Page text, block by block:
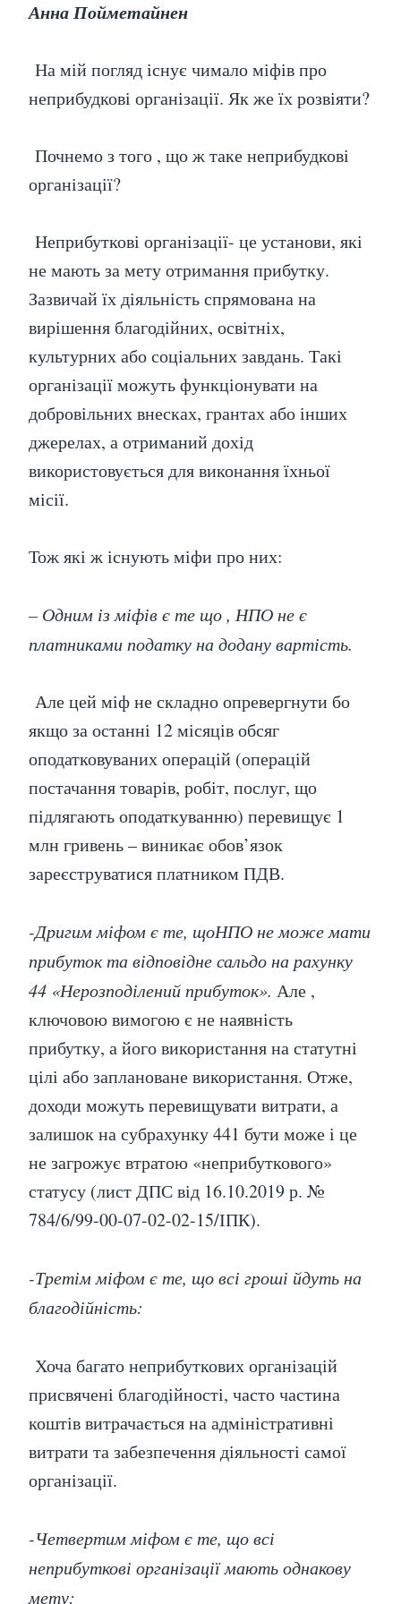
Анна Пойметайнен
На мій погляд існує чимало міфів про
неприбудкові організації. Як же їх розвіяти?
Почнемо з того , що ж таке неприбудкові
організації?
Неприбуткові організації- це установи, які
не мають за мету отримання прибутку.
Зазвичай їх діяльність спрямована на
вирішення благодійних, освітніх,
культурних або соціальних завдань. Такі
організації можуть функціонувати на
добровільних внесках, грантах або інших
джерелах, а отриманий дохід
використовується для виконання їхньої
місії.
Тож які ж існують міфи про них:
– Одним із міфів є те що , НПО не є
платниками податку на додану вартість.
Але цей міф не складно опревергнути бо
якщо за останні 12 місяців обсяг
оподатковуваних операцій (операцій
постачання товарів, робіт, послуг, що
підлягають оподаткуванню) перевищує 1
млн гривень – виникає обов’язок
зареєструватися платником ПДВ.
-Дригим міфом є те, щоНПО не може мати
прибуток та відповідне сальдо на рахунку
44 «Нерозподілений прибуток». Але ,
ключовою вимогою є не наявність
прибутку, а його використання на статутні
цілі або заплановане використання. Отже,
доходи можуть перевищувати витрати, а
залишок на субрахунку 441 бути може і це
не загрожує втратою «неприбуткового»
статусу (лист ДПС від 16.10.2019 р. №
784/6/99-00-07-02-02-15/ІПК).
-Третім міфом є те, що всі гроші йдуть на
благодійність:
Хоча багато неприбуткових організацій
присвячені благодійності, часто частина
коштів витрачається на адміністративні
витрати та забезпечення діяльності самої
організації.
-Четвертим міфом є те, що всі
неприбуткові організації мають однакову
мету: